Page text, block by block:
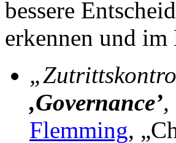
bessere
erkennen und
,Governance’,
Flemming,